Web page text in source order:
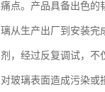
痛点。产品具备出色的
璃从生产出厂到安装完
剂，经过反复调试，不
对玻璃表面造成污染或